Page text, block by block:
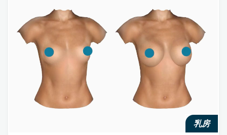
乳房